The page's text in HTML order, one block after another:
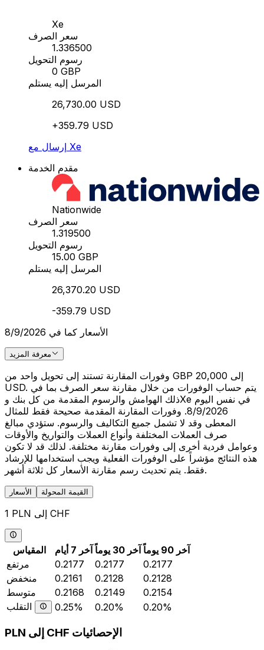
Xe
سعر الصرف
1.336500
رسوم التحويل
0 GBP
المرسل إليه يستلم
26,730.00 USD
+359.79 USD
إرسال مع Xe
مقدم الخدمة
Nationwide
سعر الصرف
1.319500
رسوم التحويل
15.00 GBP
المرسل إليه يستلم
26,370.20 USD
-359.79 USD
الأسعار كما في 8/9/2026
معرفة المزيد
وفورات المقارنة تستند إلى تحويل واحد من GBP 20,000 إلى
USD. يتم حساب الوفورات من خلال مقارنة سعر الصرف بما في
ذلك الهوامش والرسوم المقدمة من كل بنك وXe في نفس اليوم
8/9/2026. وفورات المقارنة المقدمة صحيحة فقط للمثال
المعطى وقد لا تشمل جميع التكاليف والرسوم. ستؤدي مبالغ
صرف العملات المختلفة وأنواع العملات والتواريخ والأوقات
وعوامل فردية أخرى إلى وفورات مقارنة مختلفة. لذلك قد لا تكون
هذه النتائج مؤشراً على الوفورات الفعلية ويجب استخدامها للإرشاد
فقط. يتم تحديث رسم مقارنة الأسعار كل ثلاثة أشهر.
الأسعار القيمة المحولة
1 PLN إلى CHF
المقياس آخر 7 أيام آخر 30 يوماً
آخر 90 يوماً
مرتفع
0.2177 0.2177
0.2177
منخفض
0.2161 0.2128
0.2128
متوسط
0.2168 0.2149
0.2154
التقلب
0.25% 0.20% 0.20%
PLN إلى CHF الإحصائيات